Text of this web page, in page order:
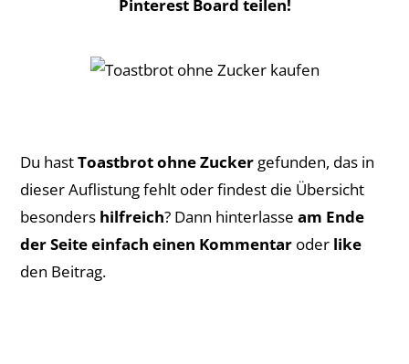
Pinterest Board teilen!
Du hastToastbrot ohne Zucker gefunden, das in
dieser Auflistung fehlt oder findest die Übersicht
besonders hilfreich? Dann hinterlasse am Ende
der Seite einfach einen Kommentar oder like
den Beitrag.